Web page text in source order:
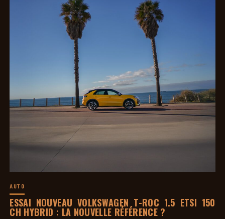
AUTO
ESSAI NOUVEAU VOLKSWAGEN T-ROC 1.5 ETSI 150
CH HYBRID : LA NOUVELLE RÉFÉRENCE ?